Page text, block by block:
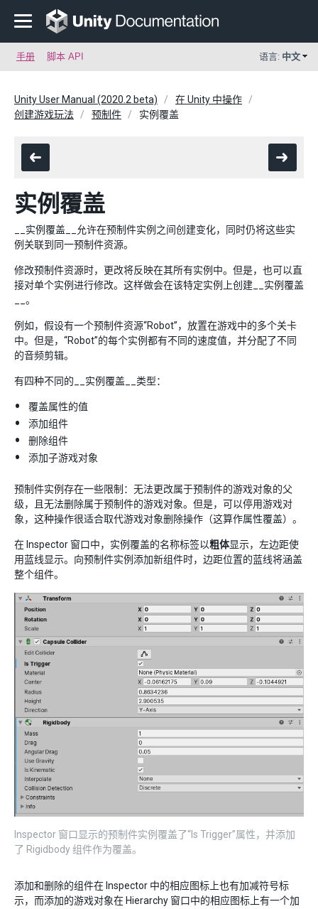
手册 脚本 API 语言: 中文
Unity User Manual (2020.2 beta)
在 Unity 中操作
创建游戏玩法
预制件 实例覆盖
实例覆盖
__实例覆盖__允许在预制件实例之间创建变化，同时仍将这些实
例关联到同一预制件资源。
修改预制件资源时，更改将反映在其所有实例中。但是，也可以直
接对单个实例进行修改。这样做会在该特定实例上创建__实例覆盖
__。
例如，假设有一个预制件资源“Robot”，放置在游戏中的多个关卡
中。但是，“Robot”的每个实例都有不同的速度值，并分配了不同
的音频剪辑。
有四种不同的__实例覆盖__类型：
覆盖属性的值
添加组件
删除组件
添加子游戏对象
预制件实例存在一些限制：无法更改属于预制件的游戏对象的父
级，且无法删除属于预制件的游戏对象。但是，可以停用游戏对
象，这种操作很适合取代游戏对象删除操作（这算作属性覆盖）。
在 Inspector 窗口中，实例覆盖的名称标签以粗体显示，左边距使
用蓝线显示。向预制件实例添加新组件时，边距位置的蓝线将涵盖
整个组件。
Inspector 窗口显示的预制件实例覆盖了“Is Trigger”属性，并添加
了 Rigidbody 组件作为覆盖。
添加和删除的组件在 Inspector 中的相应图标上也有加减符号标
示，而添加的游戏对象在 Hierarchy 窗口中的相应图标上有一个加